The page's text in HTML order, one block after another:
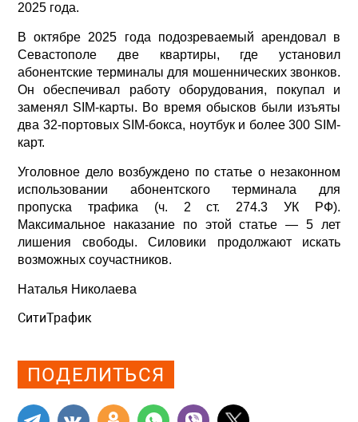
2025 года.
В октябре 2025 года подозреваемый арендовал в
Севастополе две квартиры, где установил
абонентские терминалы для мошеннических звонков.
Он обеспечивал работу оборудования, покупал и
заменял SIM-карты. Во время обысков были изъяты
два 32-портовых SIM-бокса, ноутбук и более 300 SIM-
карт.
Уголовное дело возбуждено по статье о незаконном
использовании абонентского терминала для
пропуска трафика (ч. 2 ст. 274.3 УК РФ).
Максимальное наказание по этой статье — 5 лет
лишения свободы. Силовики продолжают искать
возможных соучастников.
Наталья Николаева
СитиТрафик
ПОДЕЛИТЬСЯ